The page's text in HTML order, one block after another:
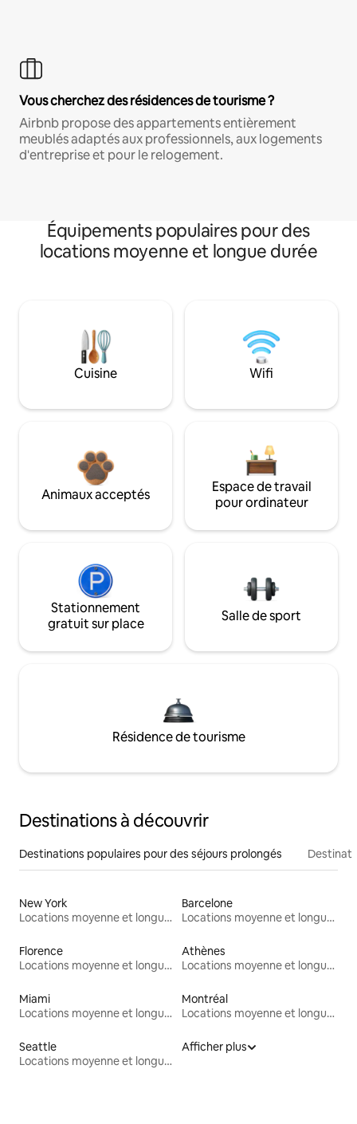
Vous cherchez des résidences de tourisme ?
Airbnb propose des appartements entièrement
meublés adaptés aux professionnels, aux logements
d'entreprise et pour le relogement.
Équipements populaires pour des
locations moyenne et longue durée
Cuisine Wifi
Animaux acceptés
Espace de travail
pour ordinateur
Stationnement
gratuit sur place
Salle de sport
Résidence de tourisme
Destinations à découvrir
Destinations populaires pour des séjours prolongés
New York
Locations moyenne et longue durée
Barcelone
Locations moyenne et longue durée
Florence
Locations moyenne et longue durée
Athènes
Locations moyenne et longue durée
Miami
Locations moyenne et longue durée
Montréal
Locations moyenne et longue durée
Seattle
Locations moyenne et longue durée
Afficher plus